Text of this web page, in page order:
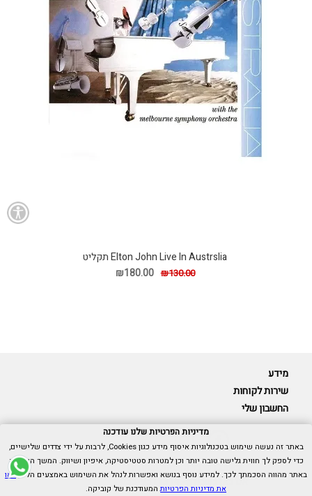
Elton John Live In Austrslia תקליט
₪130.00
₪180.00
מידע
שירות לקוחות
החשבון שלי
Cubica © כל הזכויות שמורות.
אנו כאן בשבילך -055-9511314
מדיניות הפרטיות שלנו עודכנה
באתר זה נעשה שימוש בטכנולוגיות איסוף מידע כגון Cookies, לרבות על ידי צדדים שלישיים,
כדי לספק לך חווית גלישה טובה יותר וכן למטרות סטטיסטיקה, איפיון ושיווק. המשך הגלישה
באתר מהווה הסכמתך לכך. למידע נוסף בנושא ואפשרות לנהל את השימוש באמצעים הללו,ראו
את מדיניות הפרטיותהמעודכנת של קוביקה.